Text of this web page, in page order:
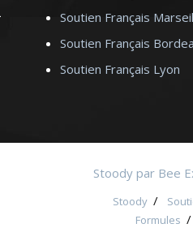
Soutien Français
Soutien Français
Soutien Français Lyon
Stoody par Bee
Stoody /
Formules /